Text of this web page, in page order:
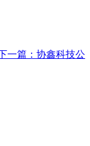
一篇：协鑫科技公